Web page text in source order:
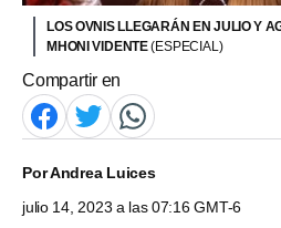
LOS OVNIS LLEGARÁN EN JULIO Y
MHONI VIDENTE(ESPECIAL)
Compartir en
PorAndrea Luices
julio 14, 2023 a las 07:16 GMT-6